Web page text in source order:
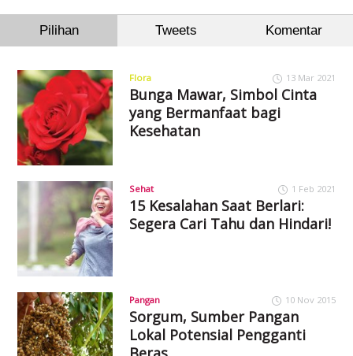
Pilihan Tweets Komentar
Flora 13 Mar 2021
Bunga Mawar, Simbol Cinta
yang Bermanfaat bagi
Kesehatan
Sehat 1 Feb 2021
15 Kesalahan Saat Berlari:
Segera Cari Tahu dan Hindari!
Pangan 10 Nov 2015
Sorgum, Sumber Pangan
Lokal Potensial Pengganti